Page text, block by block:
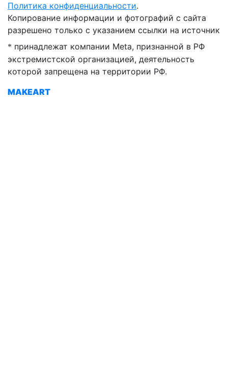
Политика конфиденциальности.
MAKEART
Копирование информации и фотографий с сайта
разрешено только с указанием ссылки на источник
* принадлежат компании Meta, признанной в РФ
экстремистской организацией, деятельность
которой запрещена на территории РФ.